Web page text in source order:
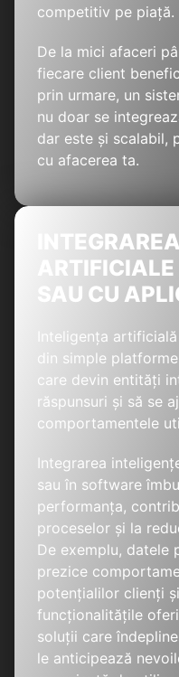
competitiv pe piață.
De la mici afaceri
fiecare client
prin urmare, un
nu doar se
dar este și scalabil,
cu afacerea ta.
SAU CU
Inteligența
din simple
care devin entități
răspunsuri și să se
comportamentele
Integrarea
sau în software
performanța,
proceselor și la
De exemplu, datele
prezice
potențialilor clienți
funcționalitățile
soluții care
le anticipează